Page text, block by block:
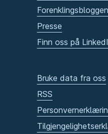
Forenklingsbloggen
Presse
Finn oss på
Bruke data fra oss
RSS